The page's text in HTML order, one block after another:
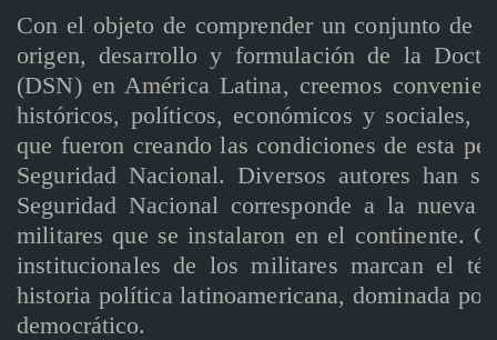
Con el objeto de comprender un conjunto de
origen, desarrollo y formulación de la
(DSN) en América Latina, creemos
históricos, políticos, económicos y sociales,
que fueron creando las condiciones de esta
Seguridad Nacional. Diversos autores han
Seguridad Nacional corresponde a la nueva
militares que se instalaron en el continente.
institucionales de los militares marcan el
historia política latinoamericana, dominada
democrático.